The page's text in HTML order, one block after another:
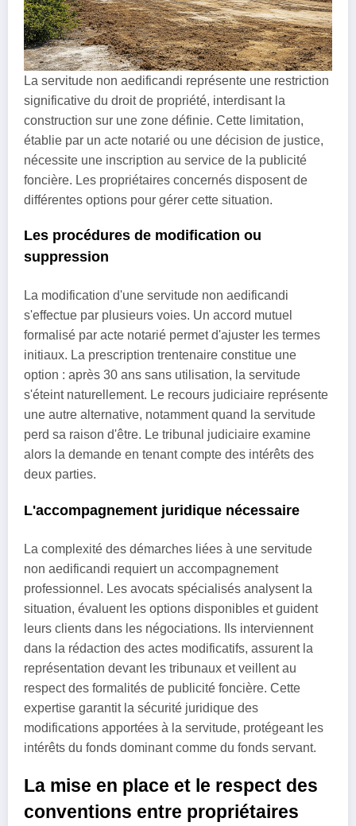
La servitude non aedificandi représente une restriction
significative du droit de propriété, interdisant la
construction sur une zone définie. Cette limitation,
établie par un acte notarié ou une décision de justice,
nécessite une inscription au service de la publicité
foncière. Les propriétaires concernés disposent de
différentes options pour gérer cette situation.
Les procédures de modification ou
suppression
La modification d'une servitude non aedificandi
s'effectue par plusieurs voies. Un accord mutuel
formalisé par acte notarié permet d'ajuster les termes
initiaux. La prescription trentenaire constitue une
option : après 30 ans sans utilisation, la servitude
s'éteint naturellement. Le recours judiciaire représente
une autre alternative, notamment quand la servitude
perd sa raison d'être. Le tribunal judiciaire examine
alors la demande en tenant compte des intérêts des
deux parties.
L'accompagnement juridique nécessaire
La complexité des démarches liées à une servitude
non aedificandi requiert un accompagnement
professionnel. Les avocats spécialisés analysent la
situation, évaluent les options disponibles et guident
leurs clients dans les négociations. Ils interviennent
dans la rédaction des actes modificatifs, assurent la
représentation devant les tribunaux et veillent au
respect des formalités de publicité foncière. Cette
expertise garantit la sécurité juridique des
modifications apportées à la servitude, protégeant les
intérêts du fonds dominant comme du fonds servant.
La mise en place et le respect des
conventions entre propriétaires